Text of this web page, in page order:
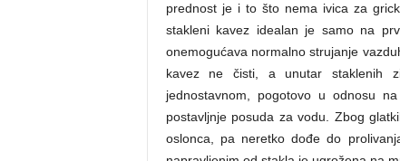
prednost je i to što nema ivica za
stakleni kavez idealan je samo na
onemogućava normalno strujanje
kavez ne čisti, a unutar staklenih
jednostavnom, pogotovo u odnosu
postavljnje posuda za vodu. Zbog
oslonca, pa neretko dođe do